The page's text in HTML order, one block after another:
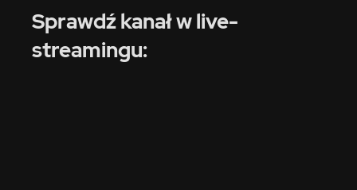
Sprawdź kanał w live-
streamingu: